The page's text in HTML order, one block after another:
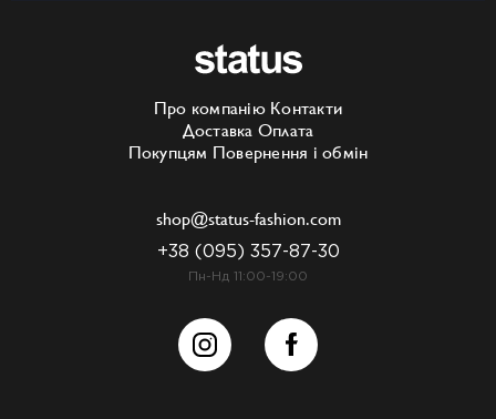
Про компанію Контакти
Доставка Оплата
Покупцям Повернення і обмін
shop@status-fashion.com
+38 (095) 357-87-30
Пн-Нд 11:00-19:00